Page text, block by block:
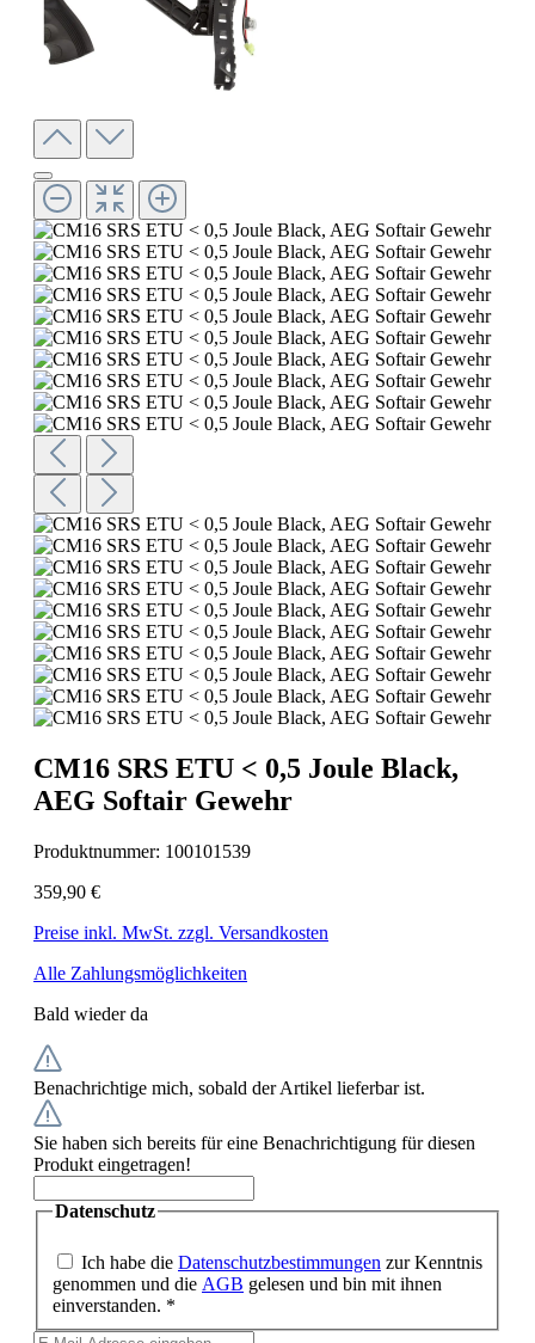
CM16 SRS ETU < 0,5 Joule Black,
AEG Softair Gewehr
Produktnummer: 100101539
359,90 €
Preise inkl. MwSt. zzgl. Versandkosten
Alle Zahlungsmöglichkeiten
Bald wieder da
Benachrichtige mich, sobald der Artikel lieferbar ist.
Sie haben sich bereits für eine Benachrichtigung für diesen
Produkt eingetragen!
Datenschutz
Ich habe die Datenschutzbestimmungen zur Kenntnis
genommen und die AGB gelesen und bin mit ihnen
einverstanden. *